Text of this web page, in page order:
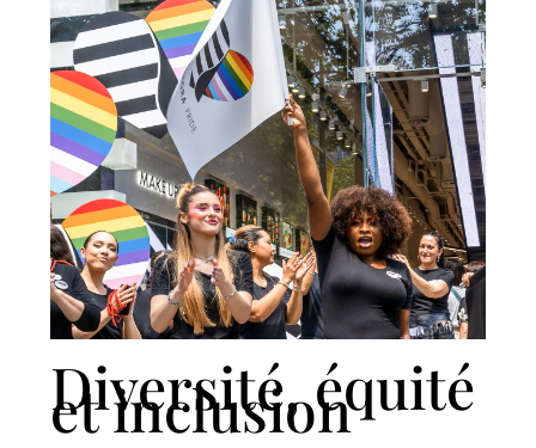
Diversité, équité
et inclusion